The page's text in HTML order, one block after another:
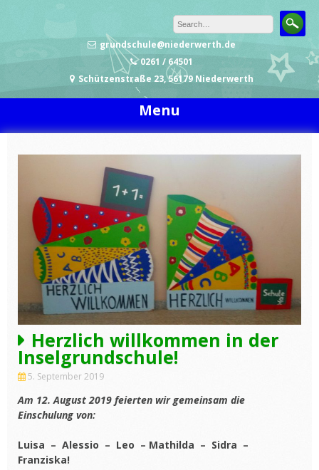
grundschule@niederwerth.de
0261 / 64501
Schützenstraße 23, 56179 Niederwerth
Menu
Herzlich willkommen in der
Inselgrundschule!
5. September 2019
Am 12. August 2019 feierten wir gemeinsam die
Einschulung von:
Luisa – Alessio – Leo – Mathilda – Sidra –
Franziska!